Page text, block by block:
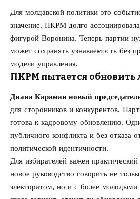
Для молдавской политики это
значение. ПКРМ долго
фигурой Воронина. Теперь партии
может сохранять узнаваемость без
модели управления.
ПКРМ пытается обновить
Диана Караман новый
для сторонников и конкурентов.
готова к кадровому обновлению.
публичного конфликта и без отказа
политической идентичности.
Для избирателей важен
новое руководство говорить не
электоратом, но и с более